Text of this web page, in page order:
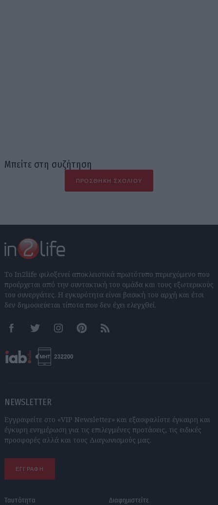
Μπείτε στη συζήτηση
ΠΡΟΣΘΉΚΗ ΣΧΟΛΊΟΥ
Το In2life φιλοξενεί αποκλειστικά πρωτότυπο περιεχόμενο που
προέρχεται από την συντακτική του ομάδα και τους εξωτερικούς
του συνεργάτες. Η εγκυρότητα είναι βασική του αρχή και έτσι
δεν δημοσιεύεται τίποτα που δεν έχει ελεγχθεί.
FacebookTwitter InstagramPinterestRSS feeds
NEWSLETTER
Εγγραφείτε στο «VIP Newsletter» και εξασφαλίστε έγκαιρη και
έγκυρη ενημέρωση για τις επιλεγμένες προτάσεις, τις ειδικές
προσφορές αλλά και τους Διαγωνισμούς μας.
ΕΓΓΡΑΦΗ
Ταυτότητα Διαφημιστείτε